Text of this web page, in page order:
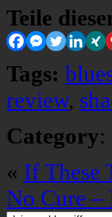
Teile
Tags:
review,
Category:
« If These
No Cure –